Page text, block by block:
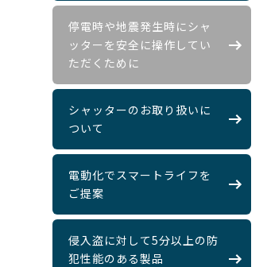
停電時や地震発生時にシャ
ッターを安全に操作してい
ただくために
シャッターのお取り扱いに
ついて
電動化でスマートライフを
ご提案
侵入盗に対して5分以上の防
犯性能のある製品